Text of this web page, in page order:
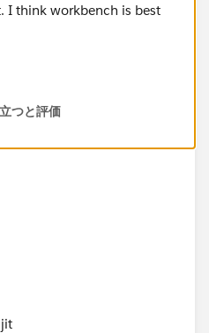
I think workbench is best
ideaView?
つと評価